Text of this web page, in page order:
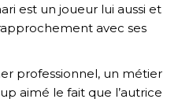
est un joueur lui aussi et
avec ses
professionnel, un métier
aimé le fait que l’autrice